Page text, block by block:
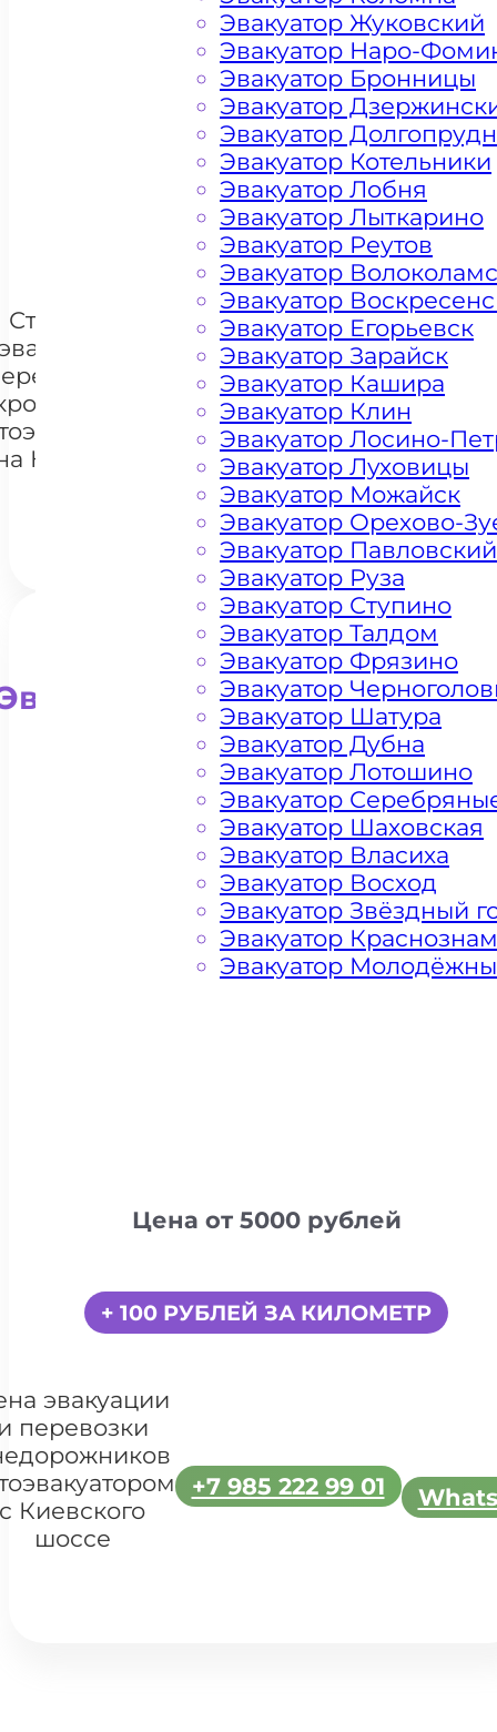
Цена от 4500 рублей
+ 100 РУБЛЕЙ ЗА КИЛОМЕТР
Стоимость
и
Киевском
+7 985 222 99 01
для
Цена от 5000 рублей
+ 100 РУБЛЕЙ ЗА КИЛОМЕТР
эвакуации
перевозки
с Киевского
шоссе
+7 985 222 99 01
Эвакуатор Жуковский
Эвакуатор Наро-
Эвакуатор Бронницы
Эвакуатор
Эвакуатор
Эвакуатор Котельники
Эвакуатор Лобня
Эвакуатор Лыткарино
Эвакуатор Реутов
Эвакуатор
Эвакуатор
Эвакуатор Егорьевск
Эвакуатор Зарайск
Эвакуатор Кашира
Эвакуатор Клин
Эвакуатор Лосино-
Эвакуатор Луховицы
Эвакуатор Можайск
Эвакуатор Орехово-
Эвакуатор
Эвакуатор Руза
Эвакуатор Ступино
Эвакуатор Талдом
Эвакуатор Фрязино
Эвакуатор
Эвакуатор Шатура
Эвакуатор Дубна
Эвакуатор Лотошино
Эвакуатор
Эвакуатор Шаховская
Эвакуатор Власиха
Эвакуатор Восход
Эвакуатор Звёздный
Эвакуатор
Эвакуатор